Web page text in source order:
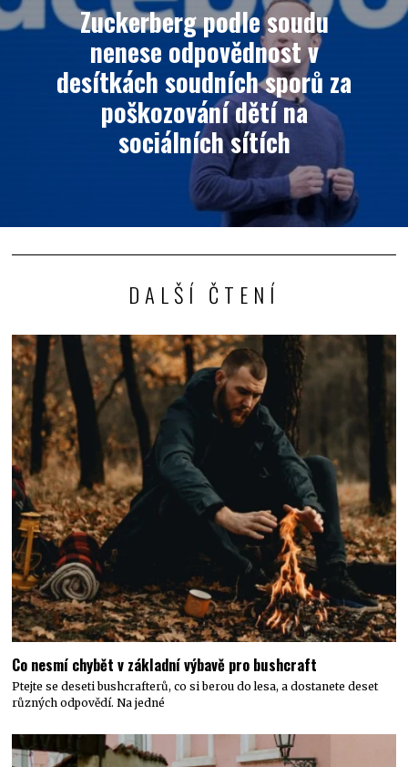
Zuckerberg podle soudu
nenese odpovědnost v
desítkách soudních sporů za
poškozování dětí na
sociálních sítích
DALŠÍ ČTENÍ
Co nesmí chybět v základní výbavě pro bushcraft
Ptejte se deseti bushcrafterů, co si berou do lesa, a dostanete deset
různých odpovědí. Na jedné